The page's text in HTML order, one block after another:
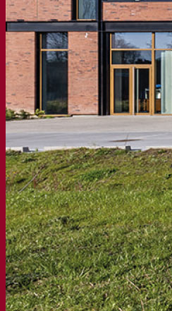
Soluzioni per la
Birra
Birra con lievito
Batteri
La fermentazione
Prodotti
Stili di birra
Il vino
Lievito secco
Enzimi
La
Prodotti
Sidro
Lievito secco
Spiriti
Lievito secco
Altre bevande
Lievito secco
Kvas
Sorgo
Caffè